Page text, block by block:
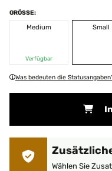
GRÖSSE:
Medium
Verfügbar
Small
Was bedeuten die
Wählen Sie